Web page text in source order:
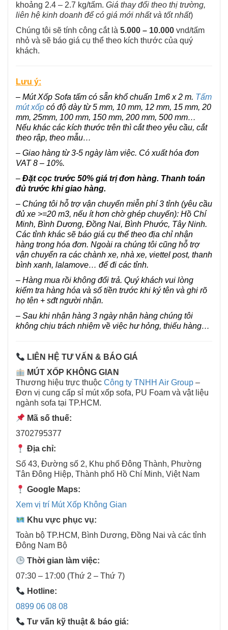
khoảng 2.4 – 2.7 kg/tấm. Giá thay đổi theo thị trường,
liên hệ kinh doanh để có giá mới nhất và tốt nhất)
Chúng tôi sẽ tính công cắt là 5.000 – 10.000 vnd/tấm
nhỏ và sẽ báo giá cụ thể theo kích thước của quý
khách.
Lưu ý:
– Mút Xốp Sofa tấm có sẵn khổ chuẩn 1m6 x 2 m. Tấm
mút xốp có độ dày từ 5 mm, 10 mm, 12 mm, 15 mm, 20
mm, 25mm, 100 mm, 150 mm, 200 mm, 500 mm…
Nếu khác các kích thước trên thì cắt theo yêu cầu, cắt
theo rập, theo mẫu…
– Giao hàng từ 3-5 ngày làm việc. Có xuất hóa đơn
VAT 8 – 10%.
– Đặt cọc trước 50% giá trị đơn hàng. Thanh toán
đủ trước khi giao hàng.
– Chúng tôi hỗ trợ vận chuyển miễn phí 3 tỉnh (yêu cầu
đủ xe >=20 m3, nếu ít hơn chờ ghép chuyến): Hồ Chí
Minh, Bình Dương, Đồng Nai, Bình Phước, Tây Ninh.
Các tỉnh khác sẽ báo giá cụ thể theo địa chỉ nhận
hàng trong hóa đơn. Ngoài ra chúng tôi cũng hỗ trợ
vận chuyển ra các chành xe, nhà xe, viettel post, thanh
bình xanh, lalamove… để đi các tỉnh.
– Hàng mua rồi không đổi trả. Quý khách vui lòng
kiểm tra hàng hóa và số tiền trước khi ký tên và ghi rõ
họ tên + sđt người nhận.
– Sau khi nhận hàng 3 ngày nhận hàng chúng tôi
không chịu trách nhiệm về việc hư hỏng, thiếu hàng…
LIÊN HỆ TƯ VẤN & BÁO GIÁ
MÚT XỐP KHÔNG GIAN
Thương hiệu trực thuộc Công ty TNHH Air Group –
Đơn vị cung cấp sỉ mút xốp sofa, PU Foam và vật liệu
ngành sofa tại TP.HCM.
Mã số thuế:
3702795377
Địa chỉ:
Số 43, Đường số 2, Khu phố Đông Thành, Phường
Tân Đông Hiệp, Thành phố Hồ Chí Minh, Việt Nam
Google Maps:
Xem vị trí Mút Xốp Không Gian
Khu vực phục vụ:
Toàn bộ TP.HCM, Bình Dương, Đồng Nai và các tỉnh
Đông Nam Bộ
Thời gian làm việc:
07:30 – 17:00 (Thứ 2 – Thứ 7)
Hotline:
0899 06 08 08
Tư vấn kỹ thuật & báo giá: